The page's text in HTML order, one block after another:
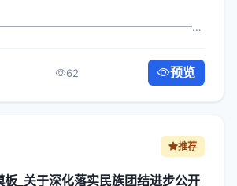
落实习近平总书记关于...
62 预览
推荐
_关于深化落实民族团结进步公开